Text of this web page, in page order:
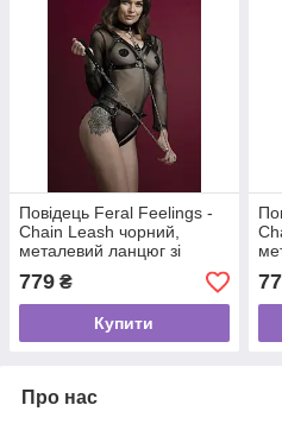
Повідець Feral Feelings -
Chain Leash чорний,
металевий ланцюг зі
шкіряною петлею і
карабіном
779 ₴
Купити
Про нас